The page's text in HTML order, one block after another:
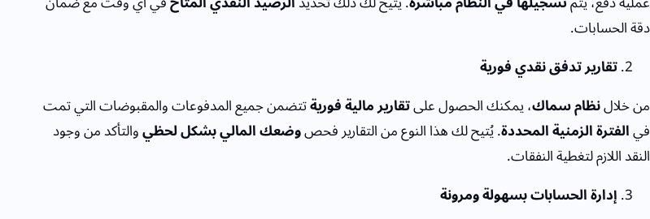
دقة الحسابات.
تقارير تدفق نقدي فورية
من خلالنظام سماك، يمكنك الحصول علىتقارير مالية فوريةتتضمن جميع المدفوعات والمقبوضات التي تمت
فيالفترة الزمنية المحددة. يُتيح لك هذا النوع من التقارير فحصوضعك المالي بشكل لحظيوالتأكد من وجود
النقد اللازم لتغطية النفقات.
إدارة الحسابات بسهولة ومرونة